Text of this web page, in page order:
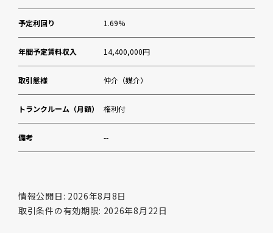
予定利回り 1.69%
年間予定賃料収入 14,400,000円
取引態様 仲介（媒介）
トランクルーム（月額） 権利付
備考 --
情報公開日: 2026年8月8日
取引条件の有効期限: 2026年8月22日